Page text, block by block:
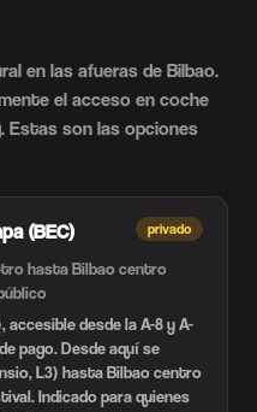
en las afueras de Bilbao.
el acceso en coche
Estas son las opciones
(BEC) privado
hasta Bilbao centro
accesible desde la A-8 y A-
pago. Desde aquí se
L3) hasta Bilbao centro
Indicado para quienes